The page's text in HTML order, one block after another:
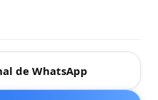
de WhatsApp